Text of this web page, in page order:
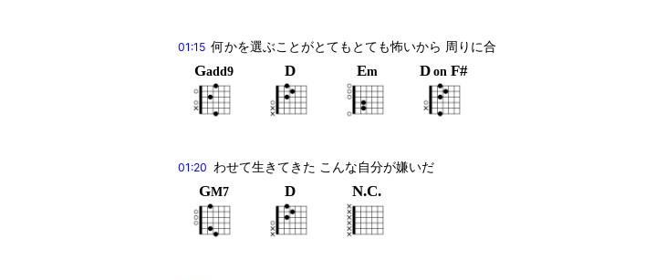
01:15 何かを選ぶことがとてもとても怖いから 周りに合
Gadd9 D Em D on F#
01:20 わせて生きてきた こんな自分が嫌いだ
GM7 D N.C.